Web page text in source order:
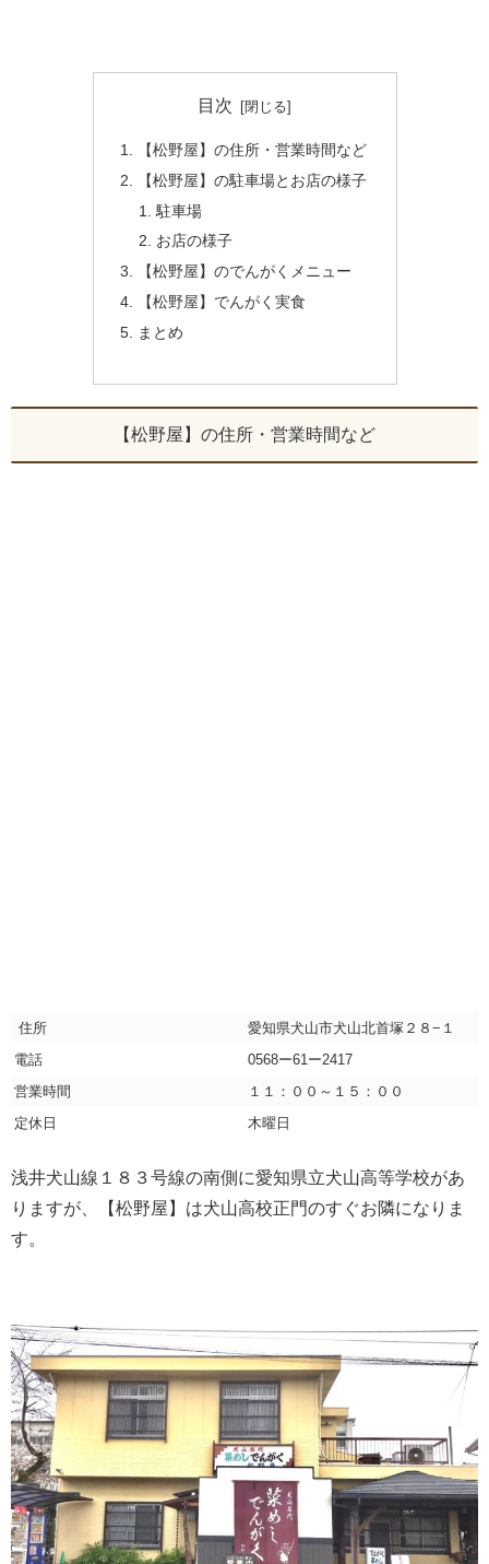
目次
【松野屋】の住所・営業時間など
【松野屋】の駐車場とお店の様子
駐車場
お店の様子
【松野屋】のでんがくメニュー
【松野屋】でんがく実食
まとめ
【松野屋】の住所・営業時間など
住所
愛知県犬山市犬山北首塚２８−１
電話
0568ー61ー2417
営業時間
１１：００～１５：００
定休日
木曜日
浅井犬山線１８３号線の南側に愛知県立犬山高等学校があ
りますが、【松野屋】は犬山高校正門のすぐお隣になりま
す。